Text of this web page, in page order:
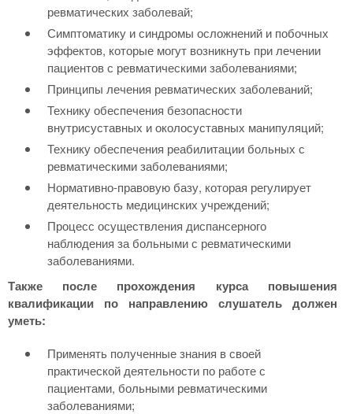
ревматических заболевай;
Симптоматику и синдромы осложнений и побочных
эффектов, которые могут возникнуть при лечении
пациентов с ревматическими заболеваниями;
Принципы лечения ревматических заболеваний;
Технику обеспечения безопасности
внутрисуставных и околосуставных манипуляций;
Технику обеспечения реабилитации больных с
ревматическими заболеваниями;
Нормативно-правовую базу, которая регулирует
деятельность медицинских учреждений;
Процесс осуществления диспансерного
наблюдения за больными с ревматическими
заболеваниями.
Также после прохождения курса повышения
квалификации по направлению слушатель должен
уметь:
Применять полученные знания в своей
практической деятельности по работе с
пациентами, больными ревматическими
заболеваниями;